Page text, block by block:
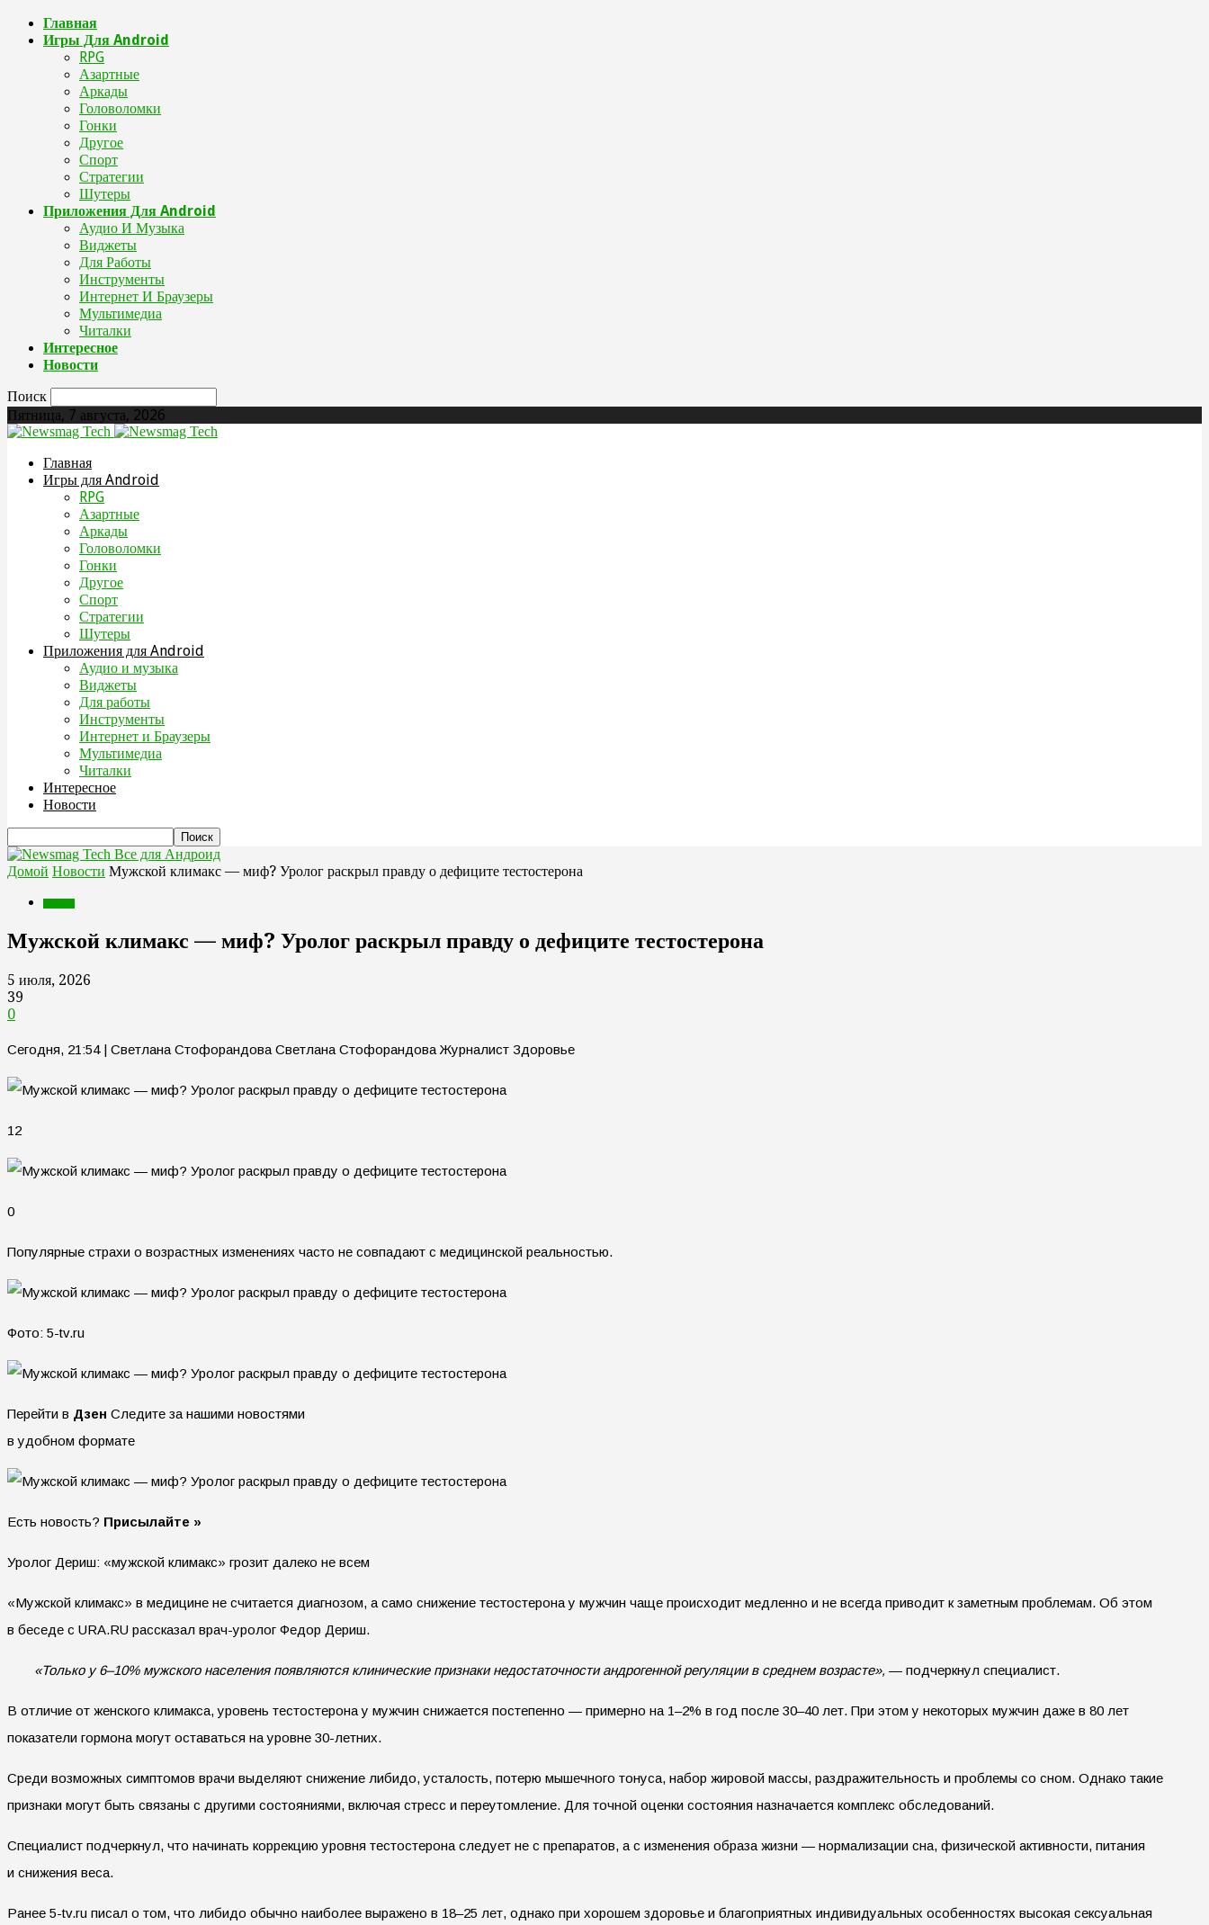
Главная
Игры Для Android
RPG
Азартные
Аркады
Головоломки
Гонки
Другое
Спорт
Стратегии
Шутеры
Приложения Для Android
Аудио И Музыка
Виджеты
Для Работы
Инструменты
Интернет И Браузеры
Мультимедиа
Читалки
Интересное
Новости
Поиск
Пятница, 7 августа, 2026
Главная
Игры для Android
RPG
Азартные
Аркады
Головоломки
Гонки
Другое
Спорт
Стратегии
Шутеры
Приложения для Android
Аудио и музыка
Виджеты
Для работы
Инструменты
Интернет и Браузеры
Мультимедиа
Читалки
Интересное
Новости
Все для Андроид
Домой Новости Мужской климакс — миф? Уролог раскрыл правду о дефиците тестостерона
Мужской климакс — миф? Уролог раскрыл правду о дефиците тестостерона
5 июля, 2026
39
0
Сегодня, 21:54 | Светлана Стофорандова Светлана Стофорандова Журналист Здоровье
12
0
Популярные страхи о возрастных изменениях часто не совпадают с медицинской реальностью.
Фото: 5-tv.ru
Перейти в Дзен Следите за нашими новостями
в удобном формате
Есть новость? Присылайте »
Уролог Дериш: «мужской климакс» грозит далеко не всем
«Мужской климакс» в медицине не считается диагнозом, а само снижение тестостерона у мужчин чаще происходит медленно и не всегда приводит к заметным проблемам. Об этом
в беседе с URA.RU рассказал врач-уролог Федор Дериш.
«Только у 6–10% мужского населения появляются клинические признаки недостаточности андрогенной регуляции в среднем возрасте», — подчеркнул специалист.
В отличие от женского климакса, уровень тестостерона у мужчин снижается постепенно — примерно на 1–2% в год после 30–40 лет. При этом у некоторых мужчин даже в 80 лет
показатели гормона могут оставаться на уровне 30-летних.
Среди возможных симптомов врачи выделяют снижение либидо, усталость, потерю мышечного тонуса, набор жировой массы, раздражительность и проблемы со сном. Однако такие
признаки могут быть связаны с другими состояниями, включая стресс и переутомление. Для точной оценки состояния назначается комплекс обследований.
Специалист подчеркнул, что начинать коррекцию уровня тестостерона следует не с препаратов, а с изменения образа жизни — нормализации сна, физической активности, питания
и снижения веса.
Ранее 5-tv.ru писал о том, что либидо обычно наиболее выражено в 18–25 лет, однако при хорошем здоровье и благоприятных индивидуальных особенностях высокая сексуальная